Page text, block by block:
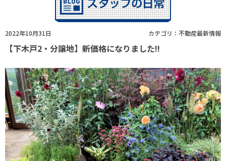
2022年10月31日 カテゴリ： 不動産最新情報
【下木戸2・分譲地】新価格になりました!!